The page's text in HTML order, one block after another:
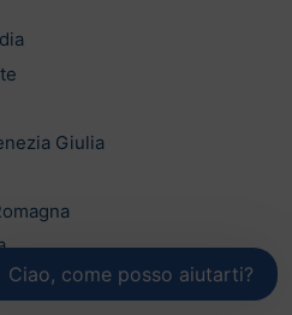
Giulia
Ciao, come posso aiutarti?